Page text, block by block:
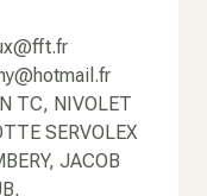
TC, NIVOLET
SERVOLEX
JACOB